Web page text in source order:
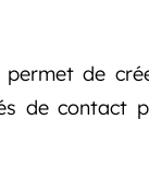
permet de
de contact